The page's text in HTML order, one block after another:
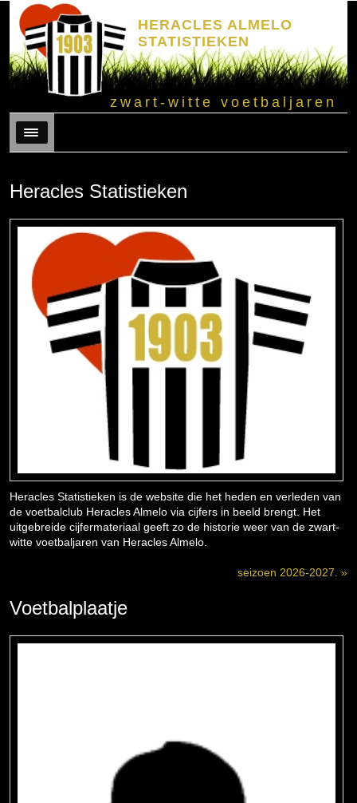
HERACLES ALMELO
STATISTIEKEN
zwart-witte voetbaljaren
Menu
Heracles Statistieken
Heracles Statistieken is de website die het heden en verleden van
de voetbalclub Heracles Almelo via cijfers in beeld brengt. Het
uitgebreide cijfermateriaal geeft zo de historie weer van de zwart-
witte voetbaljaren van Heracles Almelo.
seizoen 2026-2027. »
Voetbalplaatje